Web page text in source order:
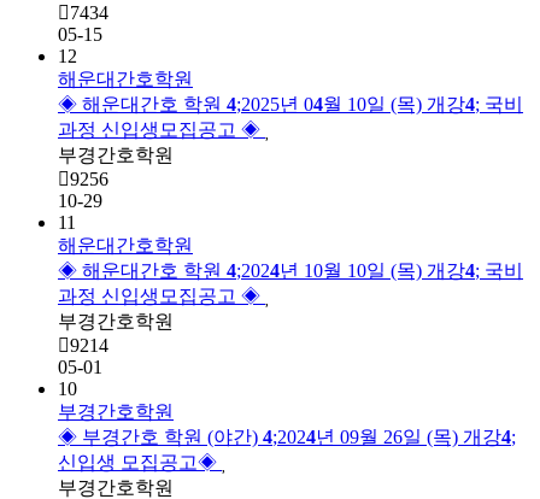
7434
05-15
12
해운대간호학원
◈ 해운대간호 학원  4;2025년 04월 10일 (목) 개강4; 국비
과정 신입생모집공고 ◈
부경간호학원
9256
10-29
11
해운대간호학원
◈ 해운대간호 학원  4;2024년 10월 10일 (목) 개강4; 국비
과정 신입생모집공고 ◈
부경간호학원
9214
05-01
10
부경간호학원
◈ 부경간호 학원 (야간)  4;2024년 09월 26일 (목) 개강4;
신입생 모집공고◈
부경간호학원